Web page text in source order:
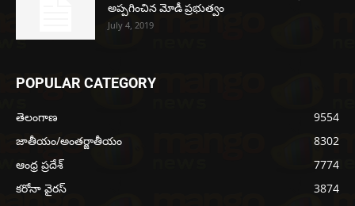
అప్పగించిన మోడీ ప్రభుత్వం
July 4, 2019
POPULAR CATEGORY
తెలంగాణ
9554
జాతీయం/అంతర్జాతీయం
8302
ఆంధ్ర ప్రదేశ్
7774
కరోనా వైరస్
3874